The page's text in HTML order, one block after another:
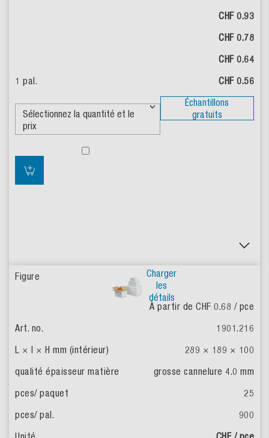
CHF 0.93
CHF 0.78
CHF 0.64
CHF 0.56
Échantillons
gratuits
Charger
les
détails
À partir de CHF 0.68 / pce
1901.216
289 × 189 × 100
grosse cannelure 4.0 mm
25
900